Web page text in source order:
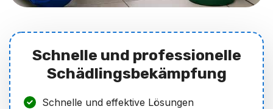
Schnelle und professionelle
Schädlingsbekämpfung
Schnelle und effektive Lösungen